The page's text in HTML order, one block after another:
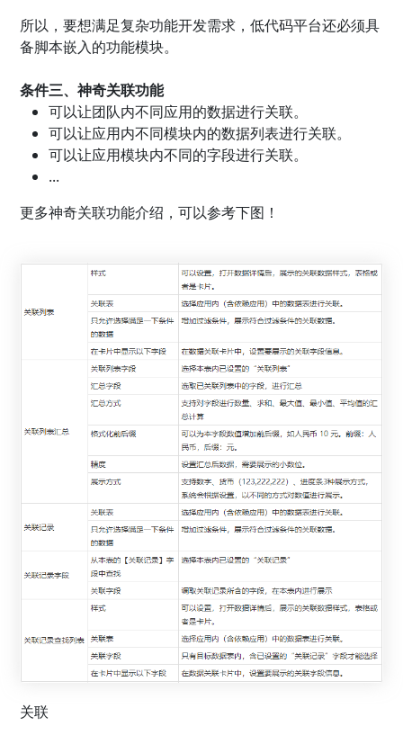
所以，要想满足复杂功能开发需求，低代码平台还必须具
备脚本嵌入的功能模块。
条件三、神奇关联功能
可以让团队内不同应用的数据进行关联。
可以让应用内不同模块内的数据列表进行关联。
可以让应用模块内不同的字段进行关联。
...
更多神奇关联功能介绍，可以参考下图！
关联